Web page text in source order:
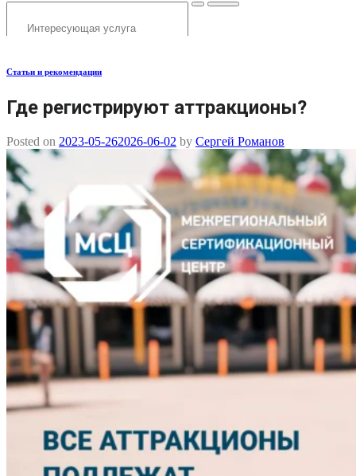
Статьи и рекомендации
Где регистрируют аттракционы?
Posted on 2023-05-262026-06-02 by Сергей Романов